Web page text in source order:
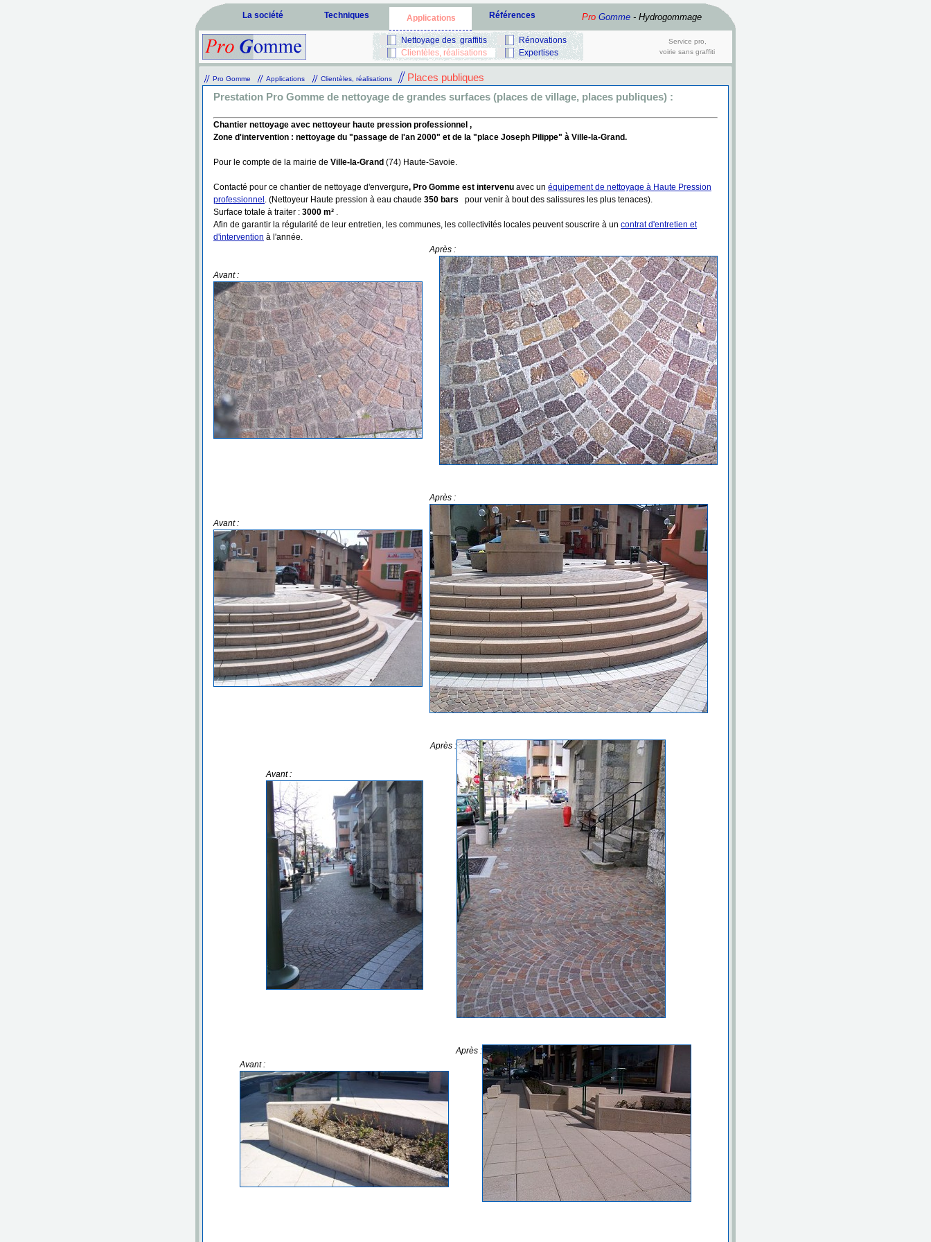
La société Techniques Applications Références ProGomme- Hydrogommage
Nettoyage des graffitis
Rénovations
Clientèles, réalisations
Expertises
Service pro,
voirie sans graffiti
Pro Gomme Applications Clientèles, réalisations
Places publiques
Prestation Pro Gomme de nettoyage de grandes surfaces (places de village, places publiques) :
Chantier nettoyage avec nettoyeur haute pression professionnel ,
Zone d'intervention : nettoyage du "passage de l'an 2000" et de la "place Joseph Pilippe" à Ville-la-Grand.
Pour le compte de la mairie de Ville-la-Grand (74) Haute-Savoie.
Contacté pour ce chantier de nettoyage d'envergure, Pro Gomme est intervenu avec un équipement de nettoyage à Haute Pression
professionnel . (Nettoyeur Haute pression à eau chaude 350 bars pour venir à bout des salissures les plus tenaces).
Surface totale à traiter : 3000 m² .
Afin de garantir la régularité de leur entretien, les communes, les collectivités locales peuvent souscrire à un contrat d'entretien et
d'intervention à l'année.
Avant :
Après :
Avant :
Après :
Avant :
Après :
Avant :
Après :